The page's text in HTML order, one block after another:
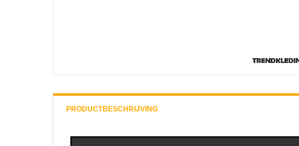
PRODUCTBESCHRIJVING